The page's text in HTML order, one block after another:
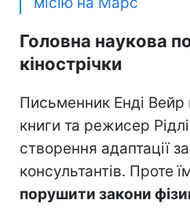
Головна наукова
кінострічки
Письменник Енді Вейр
книги та режисер
створення адаптації
консультантів. Проте
порушити закони